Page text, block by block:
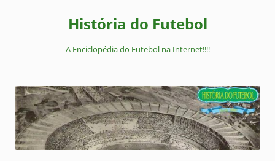
História do Futebol
A Enciclopédia do Futebol na Internet!!!!